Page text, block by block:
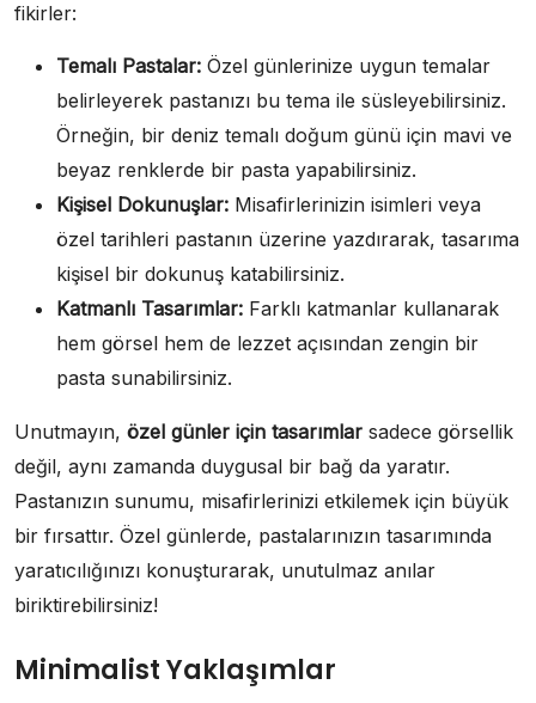
fikirler:
Temalı Pastalar: Özel günlerinize uygun temalar
belirleyerek pastanızı bu tema ile süsleyebilirsiniz.
Örneğin, bir deniz temalı doğum günü için mavi ve
beyaz renklerde bir pasta yapabilirsiniz.
Kişisel Dokunuşlar: Misafirlerinizin isimleri veya
özel tarihleri pastanın üzerine yazdırarak, tasarıma
kişisel bir dokunuş katabilirsiniz.
Katmanlı Tasarımlar: Farklı katmanlar kullanarak
hem görsel hem de lezzet açısından zengin bir
pasta sunabilirsiniz.
Unutmayın, özel günler için tasarımlar sadece görsellik
değil, aynı zamanda duygusal bir bağ da yaratır.
Pastanızın sunumu, misafirlerinizi etkilemek için büyük
bir fırsattır. Özel günlerde, pastalarınızın tasarımında
yaratıcılığınızı konuşturarak, unutulmaz anılar
biriktirebilirsiniz!
Minimalist Yaklaşımlar